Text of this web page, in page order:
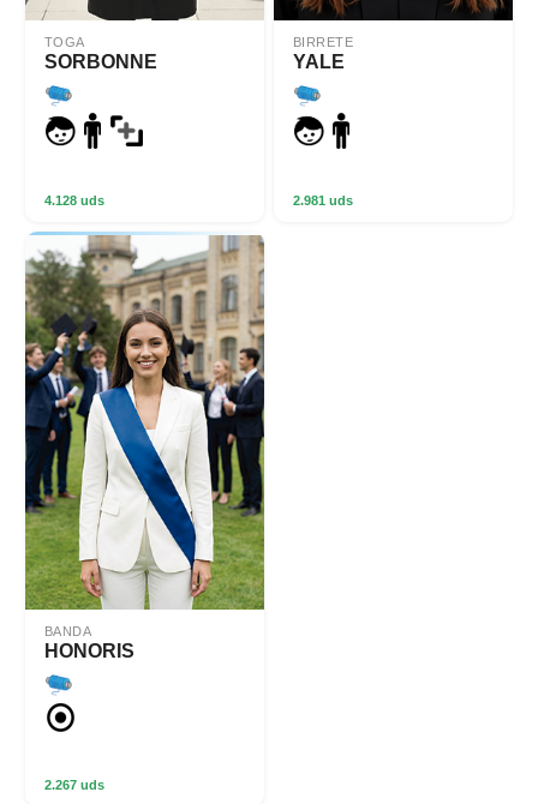
TOGA
SORBONNE
4.128 uds
BIRRETE
YALE
2.981 uds
BANDA
HONORIS
2.267 uds